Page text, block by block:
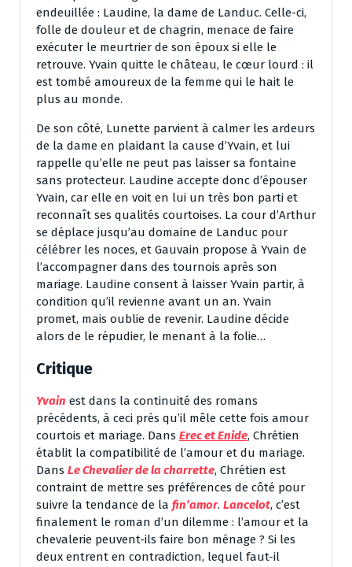
endeuillée : Laudine, la dame de Landuc. Celle-ci,
folle de douleur et de chagrin, menace de faire
exécuter le meurtrier de son époux si elle le
retrouve. Yvain quitte le château, le cœur lourd : il
est tombé amoureux de la femme qui le hait le
plus au monde.
De son côté, Lunette parvient à calmer les ardeurs
de la dame en plaidant la cause d’Yvain, et lui
rappelle qu’elle ne peut pas laisser sa fontaine
sans protecteur. Laudine accepte donc d’épouser
Yvain, car elle en voit en lui un très bon parti et
reconnaît ses qualités courtoises. La cour d’Arthur
se déplace jusqu’au domaine de Landuc pour
célébrer les noces, et Gauvain propose à Yvain de
l’accompagner dans des tournois après son
mariage. Laudine consent à laisser Yvain partir, à
condition qu’il revienne avant un an. Yvain
promet, mais oublie de revenir. Laudine décide
alors de le répudier, le menant à la folie…
Critique
Yvain est dans la continuité des romans
précédents, à ceci près qu’il mêle cette fois amour
courtois et mariage. Dans Erec et Enide, Chrétien
établit la compatibilité de l’amour et du mariage.
Dans Le Chevalier de la charrette, Chrétien est
contraint de mettre ses préférences de côté pour
suivre la tendance de la fin’amor. Lancelot, c’est
finalement le roman d’un dilemme : l’amour et la
chevalerie peuvent-ils faire bon ménage ? Si les
deux entrent en contradiction, lequel faut-il